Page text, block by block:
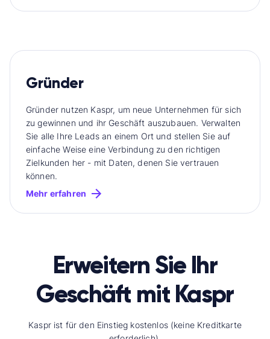
Gründer
Gründer nutzen Kaspr, um neue Unternehmen für sich
zu gewinnen und ihr Geschäft auszubauen. Verwalten
Sie alle Ihre Leads an einem Ort und stellen Sie auf
einfache Weise eine Verbindung zu den richtigen
Zielkunden her - mit Daten, denen Sie vertrauen
können.
Mehr erfahren
Erweitern Sie Ihr
Geschäft mit Kaspr
Kaspr ist für den Einstieg kostenlos (keine Kreditkarte